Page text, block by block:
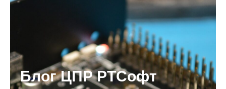
Блог ЦПР РТСофт